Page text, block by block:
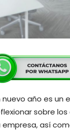
nuevo año es un
sobre los
así